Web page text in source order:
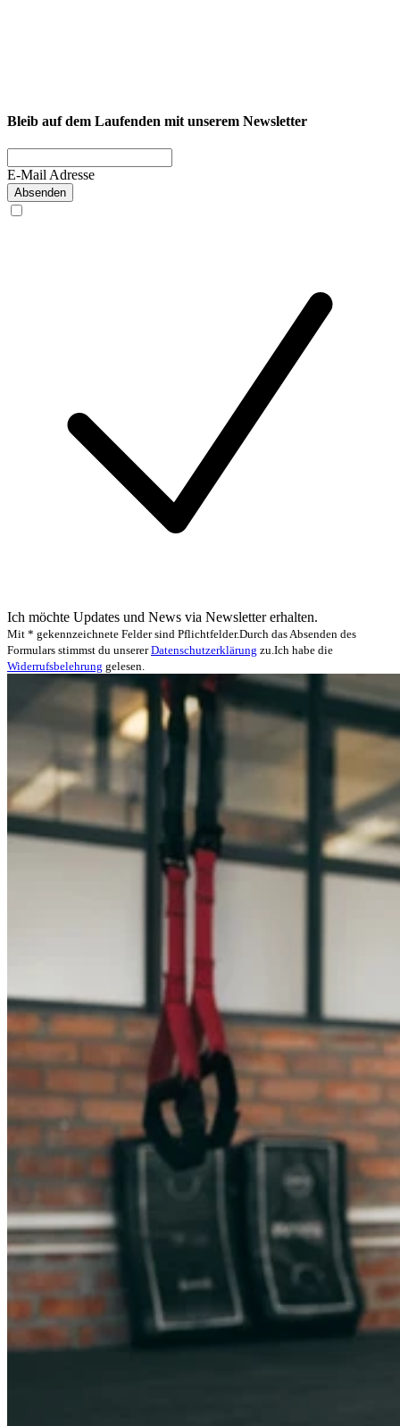
Bleib auf dem Laufenden mit unserem Newsletter
E-Mail Adresse
Absenden
Ich möchte Updates und News via Newsletter erhalten.
Mit * gekennzeichnete Felder sind Pflichtfelder.Durch das Absenden des
Formulars stimmst du unserer Datenschutzerklärung zu. Ich habe die
Widerrufsbelehrung gelesen.